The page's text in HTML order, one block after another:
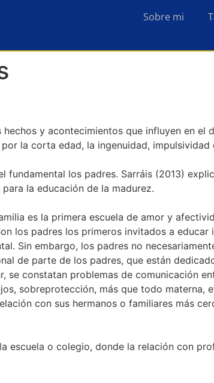
Sobre mi
y acontecimientos que influyen en
la corta edad, la ingenuidad,
fundamental los padres. Sarráis (2013)
la educación de la madurez.
es la primera escuela de amor y
los padres los primeros invitados a
Sin embargo, los padres no
de parte de los padres, que están
se constatan problemas de comunicación
sobreprotección, más que todo
con sus hermanos o familiares más
escuela o colegio, donde la relación con